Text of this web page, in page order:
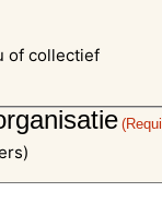
of collectief